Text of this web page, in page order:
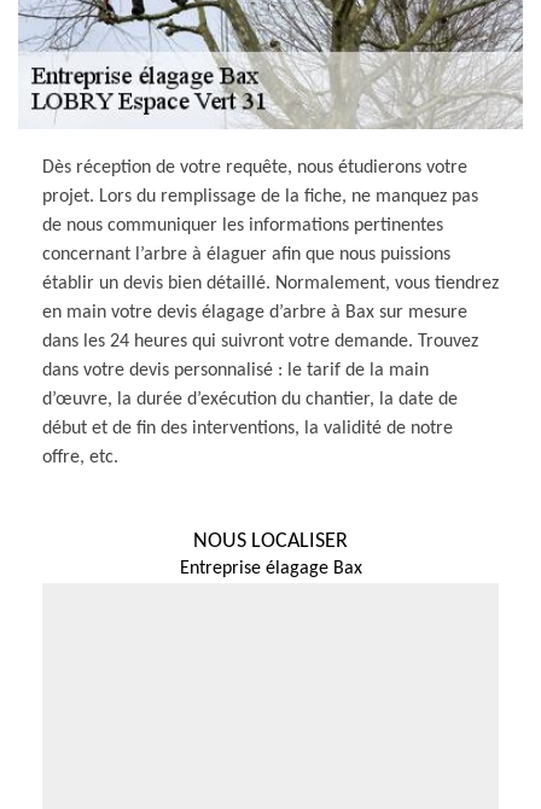
Dès réception de votre requête, nous étudierons votre
projet. Lors du remplissage de la fiche, ne manquez pas
de nous communiquer les informations pertinentes
concernant l’arbre à élaguer afin que nous puissions
établir un devis bien détaillé. Normalement, vous tiendrez
en main votre devis élagage d’arbre à Bax sur mesure
dans les 24 heures qui suivront votre demande. Trouvez
dans votre devis personnalisé : le tarif de la main
d’œuvre, la durée d’exécution du chantier, la date de
début et de fin des interventions, la validité de notre
offre, etc.
NOUS LOCALISER
Entreprise élagage Bax